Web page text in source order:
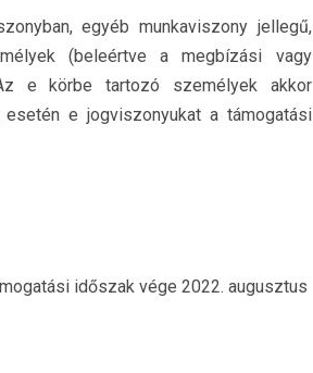
egyéb munkaviszony jellegű,
(beleértve a megbízási vagy
e körbe tartozó személyek akkor
e jogviszonyukat a támogatási
időszak vége 2022. augusztus